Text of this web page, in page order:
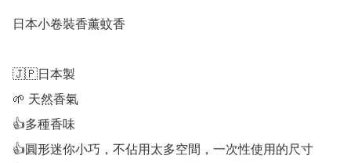
日本小卷裝香薰蚊香
🇯🇵日本製
🌱 天然香氣
👍多種香味
👍圓形迷你小巧，不佔用太多空間，一次性使用的尺寸